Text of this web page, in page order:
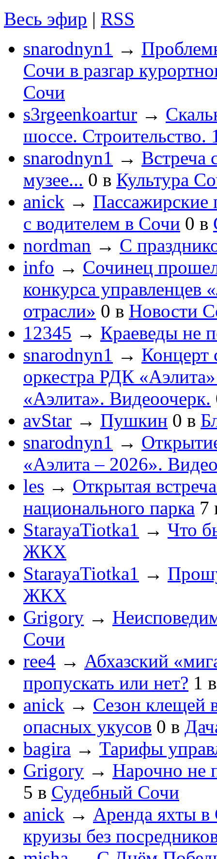
Весь эфир | RSS
snarodnyn1 →
Сочи в разгар
Сочи
s3rgeenkoartur →
шоссе. Строительство.
snarodnyn1 → Встреча
музее... 0 в Культура
anick → Пассажирские
с водителем в Сочи 0 в
nordman → С
info → Сочинец
конкурса управленцев
отрасли» 0 в Новости
12345 → Краеведы не
snarodnyn1 → Концерт
оркестра РДК
«Аэлита». Видеоочерк.
avStar → Пушкин 0 в
snarodnyn1 →
«Аэлита – 2026».
les → Открытая
национального парка 7
StarayaTiotka1 → Что
ЖКХ
StarayaTiotka1 →
ЖКХ
Grigory →
Сочи
ree4 → Абхазский
пропускать или нет? 1
anick → Сезон клещей
опасных укусов 0 в
bagira → Тарифы
Grigory → Нарочно не
5 в Судебный Сочи
anick → Аренда яхты в
круизы без